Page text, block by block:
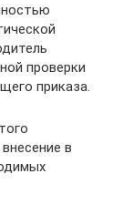
проверки
приказа.
в